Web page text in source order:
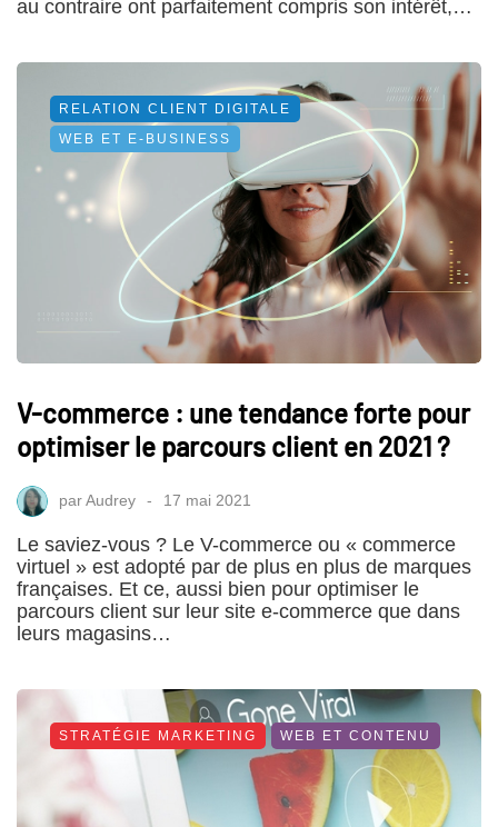
au contraire ont parfaitement compris son intérêt,…
RELATION CLIENT DIGITALE
WEB ET E-BUSINESS
V-commerce : une tendance forte pour
optimiser le parcours client en 2021 ?
parAudrey 17 mai 2021
Le saviez-vous ? Le V-commerce ou « commerce
virtuel » est adopté par de plus en plus de marques
françaises. Et ce, aussi bien pour optimiser le
parcours client sur leur site e-commerce que dans
leurs magasins…
STRATÉGIE MARKETING WEB ET CONTENU